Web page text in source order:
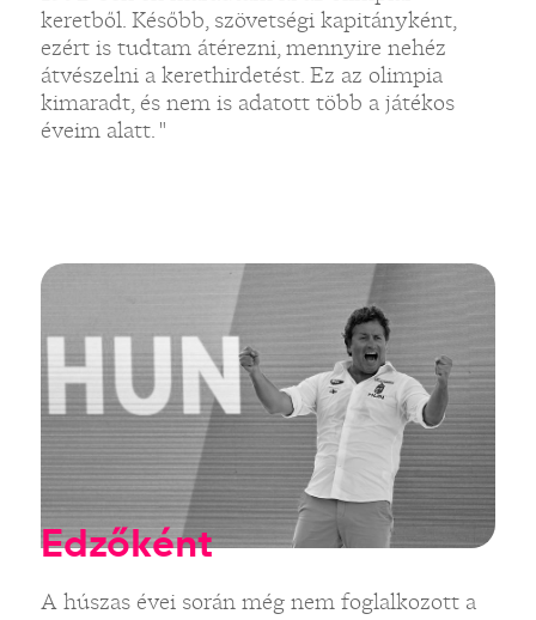
keretből. Később, szövetségi kapitányként,
ezért is tudtam átérezni, mennyire nehéz
átvészelni a kerethirdetést. Ez az olimpia
kimaradt, és nem is adatott több a játékos
éveim alatt. "
Edzőként
A húszas évei során még nem foglalkozott a